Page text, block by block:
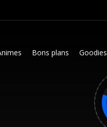
Bons plans Goodies